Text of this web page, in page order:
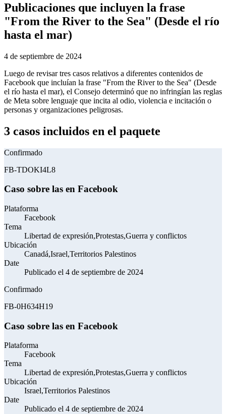
Publicaciones que incluyen la frase
"From the River to the Sea" (Desde el río
hasta el mar)
4 de septiembre de 2024
Luego de revisar tres casos relativos a diferentes contenidos de
Facebook que incluían la frase "From the River to the Sea" (Desde
el río hasta el mar), el Consejo determinó que no infringían las reglas
de Meta sobre lenguaje que incita al odio, violencia e incitación o
personas y organizaciones peligrosas.
3 casos incluidos en el paquete
Confirmado
FB-TDOKI4L8
Caso sobre las en Facebook
Plataforma
Facebook
Tema
Libertad de expresión,Protestas,Guerra y conflictos
Ubicación
Canadá,Israel,Territorios Palestinos
Date
Publicado el 4 de septiembre de 2024
Confirmado
FB-0H634H19
Caso sobre las en Facebook
Plataforma
Facebook
Tema
Libertad de expresión,Protestas,Guerra y conflictos
Ubicación
Israel,Territorios Palestinos
Date
Publicado el 4 de septiembre de 2024